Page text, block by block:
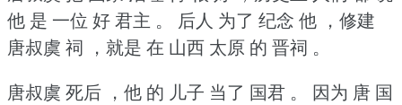
他 是 一位 好 君主 。
后人 为了 纪念 他 ，修建
唐叔虞 祠 ，就是 在 山西 太原 的 晋祠 。
唐叔虞 死后 ，他 的 儿子 当了 国君 。
因为 唐 国